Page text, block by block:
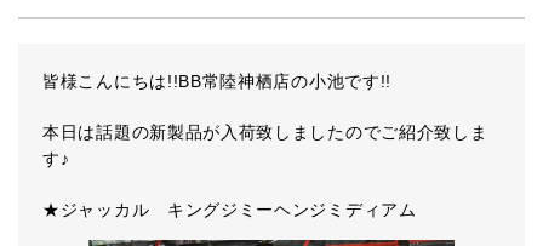
皆様こんにちは!!BB常陸神栖店の小池です!!
本日は話題の新製品が入荷致しましたのでご紹介致しま
す♪
★ジャッカル キングジミーヘンジミディアム